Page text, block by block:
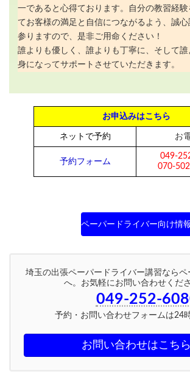
一であると心得ております。自分の教習経験
てお客様の満足と自信につながるよう、誠
参りますので、是非ご用命ください！
誰よりも優しく、誰よりも丁寧に、そして
身になってサポートさせていただきます。
お申込みはこちら
ネットで予約 お
予約フォーム
049-
070-
ペーパードライバー向け情
埼玉の出張ペーパードライバー講習ならペ
へ。お気軽にお問い合わせくださ
049-252-
予約・お問い合わせフォームは24
お問い合わせはこちら